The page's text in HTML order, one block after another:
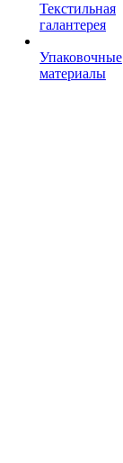
Текстильная
галантерея
Упаковочные
материалы